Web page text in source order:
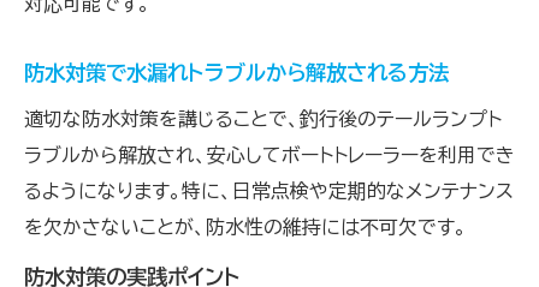
対応可能です。
防水対策で水漏れトラブルから解放される方法
適切な防水対策を講じることで、釣行後のテールランプト
ラブルから解放され、安心してボートトレーラーを利用でき
るようになります。特に、日常点検や定期的なメンテナンス
を欠かさないことが、防水性の維持には不可欠です。
防水対策の実践ポイント